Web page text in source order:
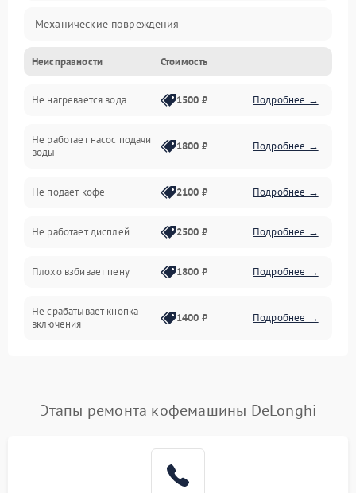
Механические повреждения
Прочие неисправности
Включение и работа
Проблемы с водой
Проблемы с капучинатором и паром
Управление и электроника
Программное обеспечение
Неисправности Стоимость
Не нагревается вода 1500 ₽ Подробнее →
Не работает насос подачи
воды
1800 ₽ Подробнее →
Не подает кофе 2100 ₽ Подробнее →
Не работает дисплей 2500 ₽ Подробнее →
Плохо взбивает пену 1800 ₽ Подробнее →
Не срабатывает кнопка
включения
1400 ₽ Подробнее →
Постоянные сбои в работе Подробнее →
Этапы ремонта кофемашины DeLonghi